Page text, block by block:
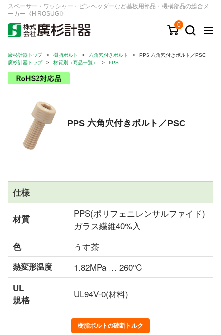
スペーサー・ワッシャー・ピンヘッダーなど基板用部品・機構部品の総合メ
ーカー《HIROSUGI》
0
キーワード 品番/シリーズ
商品カテゴリから探す
ジャンルから探す
シリーズから探す
ログイン
ご利用ガイド
お問い合わせ窓口
会社情報
廣杉計器トップ > 樹脂ボルト > 六角穴付きボルト >
PPS 六角穴付きボルト／PSC
廣杉計器トップ
> 材質別（商品一覧） > PPS
PPS 六角穴付きボルト／PSC
仕様
材質
PPS(ポリフェニレンサルファイド)
ガラス繊維40%入
色 うす茶
熱変形温度 1.82MPa … 260℃
UL
規格
UL94V-0(材料)
樹脂ボルトの破断トルク